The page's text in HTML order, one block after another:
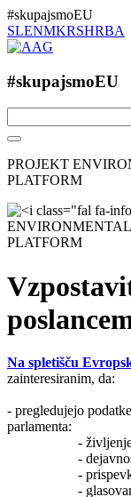
#skupajsmoEU
SLENMKRSHRBA
#skupajsmoEU
PROJEKT
PLATFORM
Na spletišču
zainteresiranim, da:
- pregledujejo
parlamenta:
-
-
- prispevki in
-